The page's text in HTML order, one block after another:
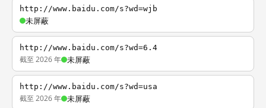
http://www.baidu.com/s?wd=wjb
未屏蔽
http://www.baidu.com/s?wd=6.4
截至 2026 年 未屏蔽
http://www.baidu.com/s?wd=usa
截至 2026 年 未屏蔽